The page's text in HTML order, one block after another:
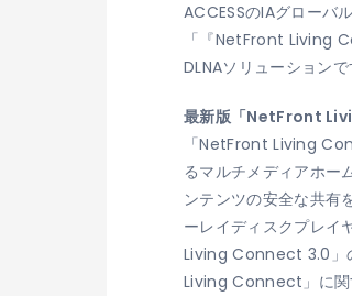
ACCESSのIAグローバ
「『NetFront Living
DLNAソリューション
最新版「NetFront
「NetFront Living
るマルチメディアホ
ンテンツの安全な共有
ーレイディスクプレイ
Living Connect 3.0」
Living Connect」に